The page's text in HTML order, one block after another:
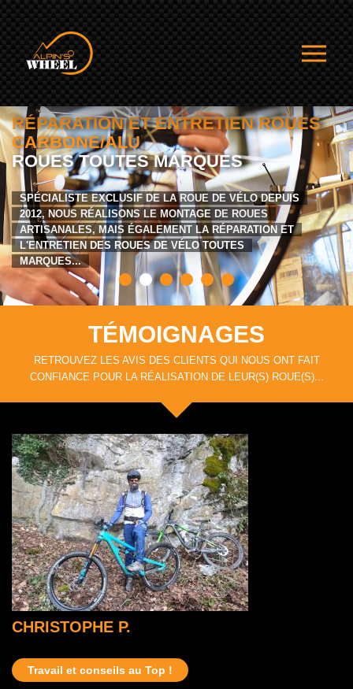
RÉPARATION ET ENTRETIEN ROUES
CARBONE/ALU
ROUES TOUTES MARQUES
SPÉCIALISTE EXCLUSIF DE LA ROUE DE VÉLO DEPUIS
2012, NOUS RÉALISONS LE MONTAGE DE ROUES
ARTISANALES, MAIS ÉGALEMENT LA RÉPARATION ET
L'ENTRETIEN DES ROUES DE VÉLO TOUTES
MARQUES...
TÉMOIGNAGES
RETROUVEZ LES AVIS DES CLIENTS QUI NOUS ONT FAIT
CONFIANCE POUR LA RÉALISATION DE LEUR(S) ROUE(S)...
CHRISTOPHE P.
Travail et conseils au Top !